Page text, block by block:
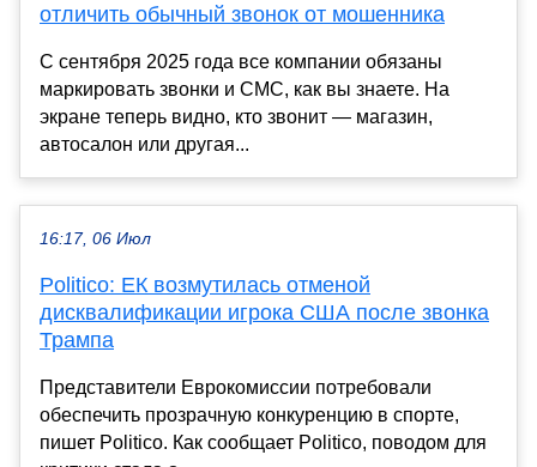
отличить обычный звонок от мошенника
С сентября 2025 года все компании обязаны
маркировать звонки и СМС, как вы знаете. На
экране теперь видно, кто звонит — магазин,
автосалон или другая...
16:17, 06 Июл
Politico: ЕК возмутилась отменой
дисквалификации игрока США после звонка
Трампа
Представители Еврокомиссии потребовали
обеспечить прозрачную конкуренцию в спорте,
пишет Politico. Как сообщает Politico, поводом для